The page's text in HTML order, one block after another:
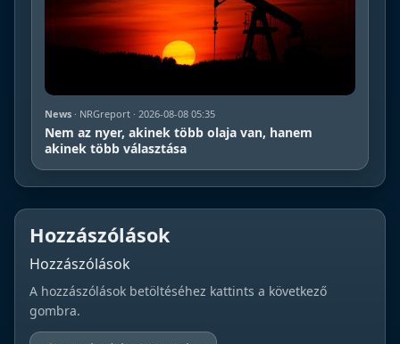
News · NRGreport · 2026-08-08 05:35
Nem az nyer, akinek több olaja van, hanem
akinek több választása
Hozzászólások
Hozzászólások
A hozzászólások betöltéséhez kattints a következő
gombra.